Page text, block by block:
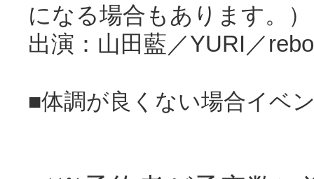
になる場合もあります。）
出演：山田藍／YURI ／
■体調が良くない場合イベ